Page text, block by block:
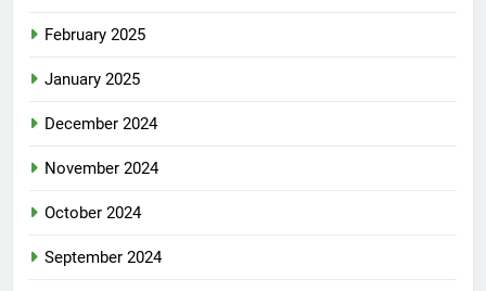
February 2025
January 2025
December 2024
November 2024
October 2024
September 2024